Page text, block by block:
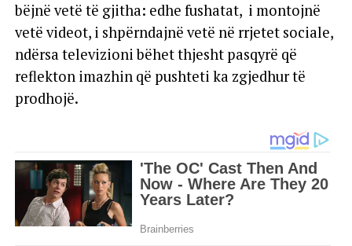
bëjnë vetë të gjitha: edhe fushatat, i montojnë
vetë videot, i shpërndajnë vetë në rrjetet sociale,
ndërsa televizioni bëhet thjesht pasqyrë që
reflekton imazhin që pushteti ka zgjedhur të
prodhojë.